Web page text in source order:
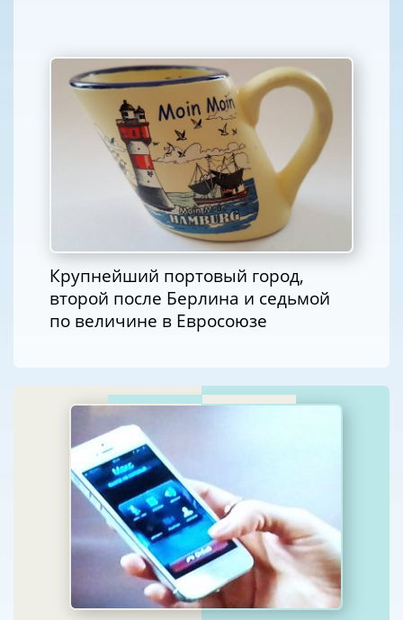
Крупнейший портовый город,
второй после Берлина и седьмой
по величине в Евросоюзе